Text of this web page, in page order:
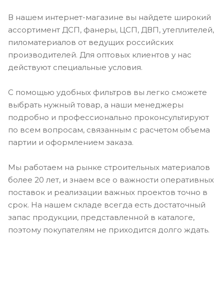
В нашем интернет-магазине вы найдете широкий
ассортимент ДСП, фанеры, ЦСП, ДВП, утеплителей,
пиломатериалов от ведущих российских
производителей. Для оптовых клиентов у нас
действуют специальные условия.
С помощью удобных фильтров вы легко сможете
выбрать нужный товар, а наши менеджеры
подробно и профессионально проконсультируют
по всем вопросам, связанным с расчетом объема
партии и оформлением заказа.
Мы работаем на рынке строительных материалов
более 20 лет, и знаем все о важности оперативных
поставок и реализации важных проектов точно в
срок. На нашем складе всегда есть достаточный
запас продукции, представленной в каталоге,
поэтому покупателям не приходится долго ждать.